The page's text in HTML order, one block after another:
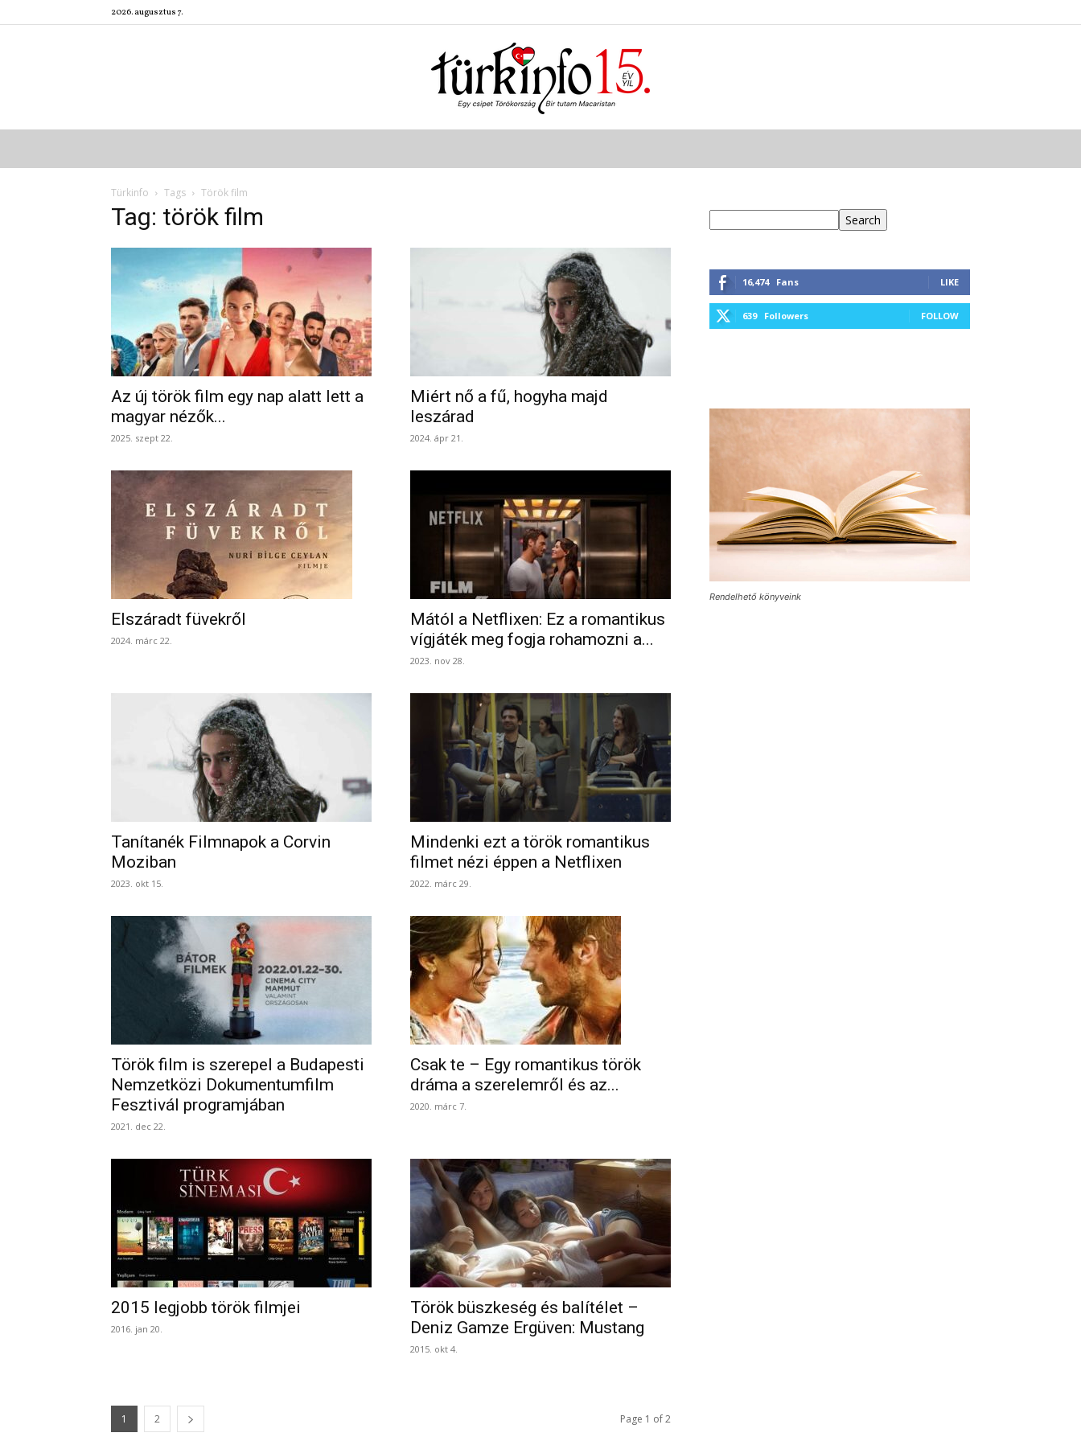
2026. augusztus 7.
Türkinfo
Türkinfo Tags Török film
Tag: török film
Az új török film egy nap alatt lett a
magyar nézők...
2025. szept 22.
Miért nő a fű, hogyha majd
leszárad
2024. ápr 21.
Elszáradt füvekről
2024. márc 22.
Mától a Netflixen: Ez a romantikus
vígjáték meg fogja rohamozni a...
2023. nov 28.
Tanítanék Filmnapok a Corvin
Moziban
2023. okt 15.
Mindenki ezt a török romantikus
filmet nézi éppen a Netflixen
2022. márc 29.
Török film is szerepel a Budapesti
Nemzetközi Dokumentumfilm
Fesztivál programjában
2021. dec 22.
Csak te – Egy romantikus török
dráma a szerelemről és az...
2020. márc 7.
2015 legjobb török filmjei
2016. jan 20.
Török büszkeség és balítélet –
Deniz Gamze Ergüven: Mustang
2015. okt 4.
1 2 Page 1 of 2
Search
16,474 Fans LIKE
639 Followers FOLLOW
Rendelhető könyveink